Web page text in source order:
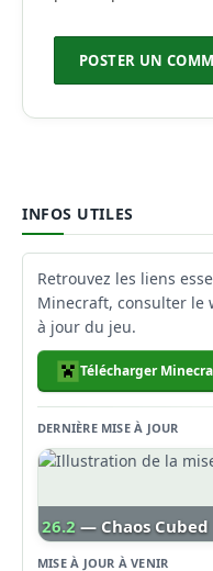
INFOS UTILES
Retrouvez les liens
Minecraft, consulter le
à jour du jeu.
Télécharger
DERNIÈRE MISE À JOUR
26.2 — Chaos Cubed
MISE À JOUR À VENIR